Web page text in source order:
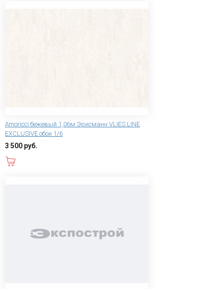
Amoricci бежевый 1,06м Эрисманн VLIES LINE
EXCLUSIVE обои 1/6
3 500 руб.